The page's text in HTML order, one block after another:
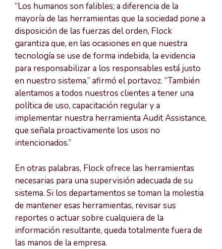
“Los humanos son falibles; a diferencia de la
mayoría de las herramientas que la sociedad pone a
disposición de las fuerzas del orden, Flock
garantiza que, en las ocasiones en que nuestra
tecnología se use de forma indebida, la evidencia
para responsabilizar a los responsables está justo
en nuestro sistema,” afirmó el portavoz. “También
alentamos a todos nuestros clientes a tener una
política de uso, capacitación regular y a
implementar nuestra herramienta Audit Assistance,
que señala proactivamente los usos no
intencionados.”
En otras palabras, Flock ofrece las herramientas
necesarias para una supervisión adecuada de su
sistema. Si los departamentos se toman la molestia
de mantener esas herramientas, revisar sus
reportes o actuar sobre cualquiera de la
información resultante, queda totalmente fuera de
las manos de la empresa.